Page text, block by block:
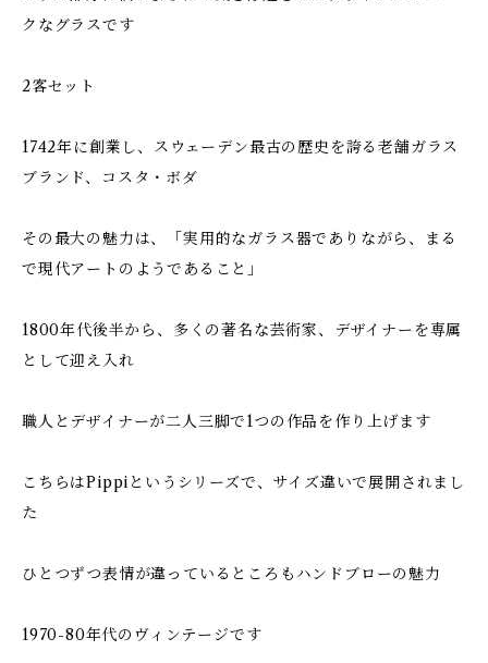
クなグラスです
2客セット
1742年に創業し、スウェーデン最古の歴史を誇る老舗ガラス
ブランド、コスタ・ボダ
その最大の魅力は、「実用的なガラス器でありながら、まる
で現代アートのようであること」
1800年代後半から、多くの著名な芸術家、デザイナーを専属
として迎え入れ
職人とデザイナーが二人三脚で1つの作品を作り上げます
こちらはPippiというシリーズで、サイズ違いで展開されまし
た
ひとつずつ表情が違っているところもハンドブローの魅力
1970-80年代のヴィンテージです